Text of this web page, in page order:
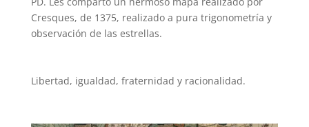
Cresques, de 1375, realizado a pura trigonometría y
observación de las estrellas.
Libertad, igualdad, fraternidad y racionalidad.